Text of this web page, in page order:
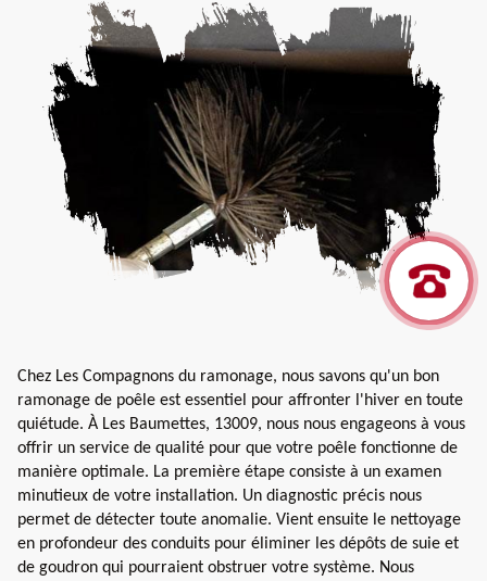
Chez Les Compagnons du ramonage, nous savons qu'un bon
ramonage de poêle est essentiel pour affronter l'hiver en toute
quiétude. À Les Baumettes, 13009, nous nous engageons à vous
offrir un service de qualité pour que votre poêle fonctionne de
manière optimale. La première étape consiste à un examen
minutieux de votre installation. Un diagnostic précis nous
permet de détecter toute anomalie. Vient ensuite le nettoyage
en profondeur des conduits pour éliminer les dépôts de suie et
de goudron qui pourraient obstruer votre système. Nous